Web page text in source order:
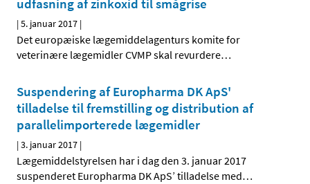
udfasning af zinkoxid til smågrise
|5. januar 2017 |
Det europæiske lægemiddelagenturs komite for
veterinære lægemidler CVMP skal revurdere…
Suspendering af Europharma DK ApS'
tilladelse til fremstilling og distribution af
parallelimporterede lægemidler
|3. januar 2017 |
Lægemiddelstyrelsen har i dag den 3. januar 2017
suspenderet Europharma DK ApS’ tilladelse med…